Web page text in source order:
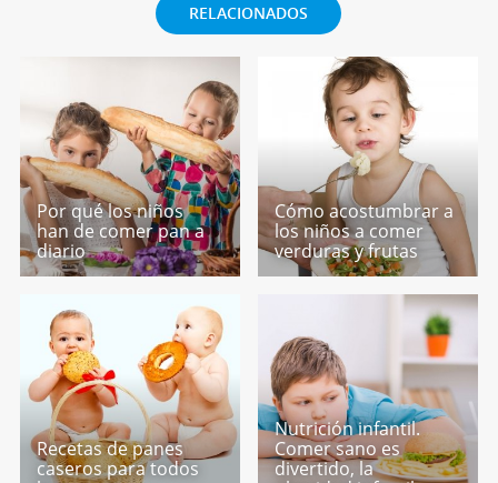
RELACIONADOS
Por qué los niños
han de comer pan a
diario
Cómo acostumbrar a
los niños a comer
verduras y frutas
Recetas de panes
caseros para todos
Nutrición infantil.
Comer sano es
divertido, la